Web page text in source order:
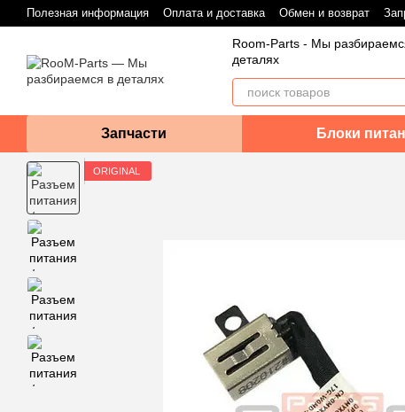
Перейти к основному контенту
Полезная информация Оплата и доставка Обмен и возврат
Room-Parts - Мы
деталях
Запчасти Блоки
ORIGINAL